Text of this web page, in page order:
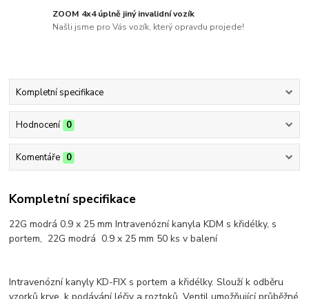
ZOOM 4x4 úplně jiný invalidní vozík
Našli jsme pro Vás vozík, který opravdu projede!
Kompletní specifikace
Hodnocení 0
Komentáře 0
Kompletní specifikace
22G modrá 0.9 x 25 mm Intravenózní kanyla KDM s křidélky, s
portem, 22G modrá 0.9 x 25 mm 50 ks v balení
Intravenózní kanyly KD-FIX s portem a křidélky. Slouží k odběru
vzorků krve, k podávání léčiv a roztoků. Ventil umožňující průběžné